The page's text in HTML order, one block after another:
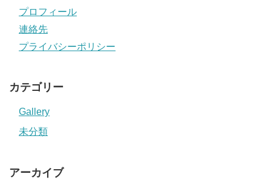
プロフィール
連絡先
プライバシーポリシー
カテゴリー
Gallery
未分類
アーカイブ